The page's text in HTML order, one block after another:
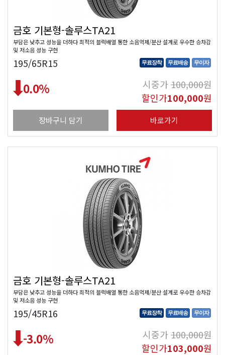
금호 기본형-솔루스TA21
부담은 낮추고 성능을 더하다 최적의 블럭배열 통한 소음억제/분산 설계로 우수한 승차감
및 저소음 성능 구현
195/65R15 무료장착 무료배송 무이자
0.0% 시중가100,000원
할인가100,000원
장바구니 담기 바로가기
금호 기본형-솔루스TA21
부담은 낮추고 성능을 더하다 최적의 블럭배열 통한 소음억제/분산 설계로 우수한 승차감
및 저소음 성능 구현
195/45R16 무료장착 무료배송 무이자
-3.0% 시중가100,000원
할인가103,000원